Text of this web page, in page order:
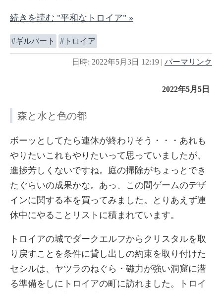
続きを読む "平和なトロイア" »
ギルバート トロイア
日時: 2022年5月3日 12:19 | パーマリンク
2022年5月5日
森と水と色の都
ボーッとしてたら連休が終わりそう・・・あれも
やりたいこれもやりたいって思っていましたが、
進捗芳しくないですね。庭の掃除がちょっとでき
たぐらいの成果かな。あっ、この間ゲームのデザ
インに関する本を買ってみました。とりあえず連
休中にやることリストに積まれています。
トロイアの城でダークエルフからクリスタルを取
り戻すことを条件に貸し出しの約束を取り付けた
セシルは、ヤツラのねぐら・磁力が強い洞窟に潜
る準備をしにトロイアの町に訪れました。トロイ